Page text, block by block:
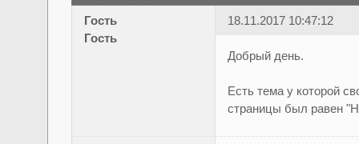
Гость
Гость
18.11.2017 10:47:12
Добрый день.
Есть тема у которой
страницы был равен